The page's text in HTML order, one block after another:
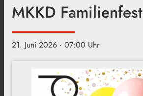
MKKD Familienfest
21. Juni 2026 · 07:00 Uhr